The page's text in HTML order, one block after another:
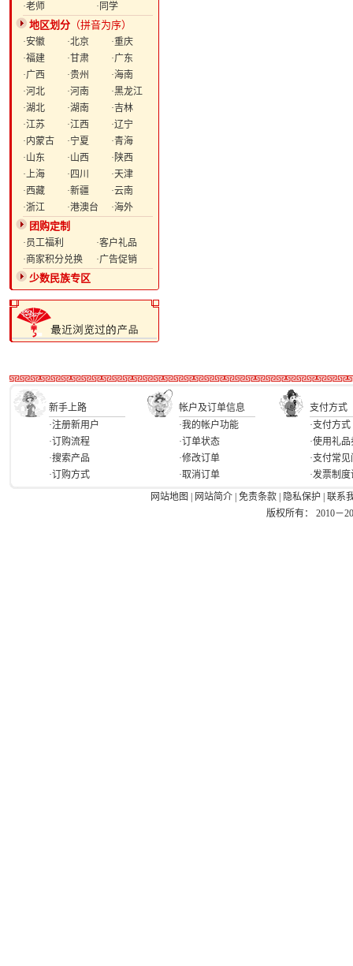
·老师
·同学
地区划分 （拼音为序）
·安徽 ·北京
·重庆
·福建
·甘肃
·广东
·广西
·贵州
·海南
·河北
·河南
·黑龙江
·湖北
·湖南
·吉林
·江苏
·江西
·辽宁
·内蒙古
·宁夏
·青海
·山东
·山西
·陕西
·上海
·四川
·天津
·西藏
·新疆
·云南
·浙江
·港澳台 ·海外
团购定制
·员工福利
·客户礼品
·商家积分兑换
·广告促销
少数民族专区
新手上路 帐户及订单信息
支付方式
·注册新用户
·订购流程
·搜索产品
·订购方式
·我的帐户功能
·订单状态
·修改订单
·取消订单
·支付方式
·使用礼品
·支付常
·发票制
网站地图
网站简介 免责条款 隐私保护
联系
版权所有： 2010－